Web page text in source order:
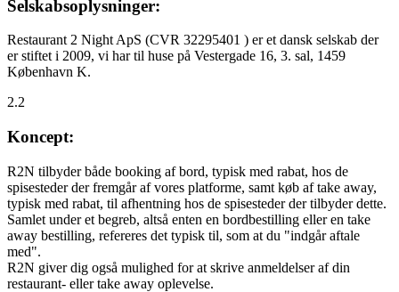
Selskabsoplysninger:
Restaurant 2 Night ApS (CVR 32295401 ) er et dansk selskab der
er stiftet i 2009, vi har til huse på Vestergade 16, 3. sal, 1459
København K.
2.2
Koncept:
R2N tilbyder både booking af bord, typisk med rabat, hos de
spisesteder der fremgår af vores platforme, samt køb af take away,
typisk med rabat, til afhentning hos de spisesteder der tilbyder dette.
Samlet under et begreb, altså enten en bordbestilling eller en take
away bestilling, refereres det typisk til, som at du "indgår aftale
med".
R2N giver dig også mulighed for at skrive anmeldelser af din
restaurant- eller take away oplevelse.